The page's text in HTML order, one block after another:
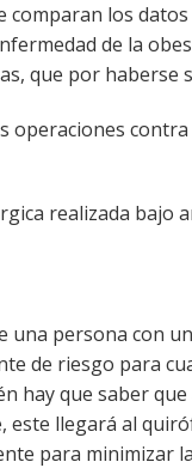
comparan los
de la
que por haberse
operaciones
realizada bajo
persona con
de riesgo para
hay que saber
este llegará al
para minimizar